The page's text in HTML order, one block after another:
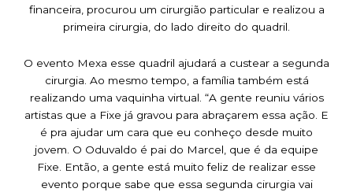
financeira, procurou um cirurgião particular e realizou a
primeira cirurgia, do lado direito do quadril.
O evento Mexa esse quadril ajudará a custear a segunda
cirurgia. Ao mesmo tempo, a família também está
realizando uma vaquinha virtual. “A gente reuniu vários
artistas que a Fixe já gravou para abraçarem essa ação. E
é pra ajudar um cara que eu conheço desde muito
jovem. O Oduvaldo é pai do Marcel, que é da equipe
Fixe. Então, a gente está muito feliz de realizar esse
evento porque sabe que essa segunda cirurgia vai